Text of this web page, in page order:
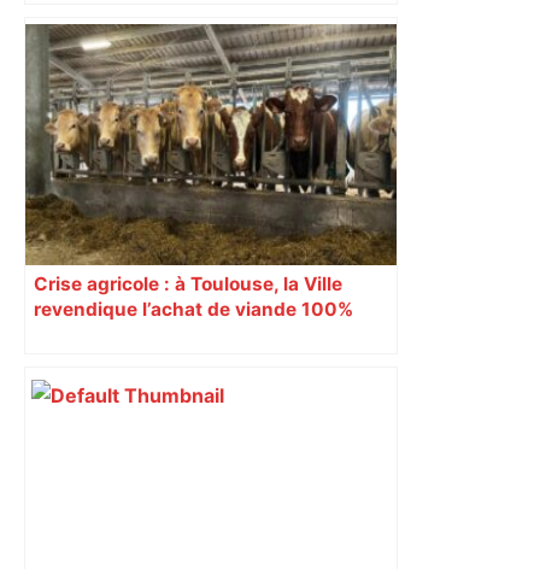
Augustins
Crise agricole : à Toulouse, la Ville
revendique l’achat de viande 100%